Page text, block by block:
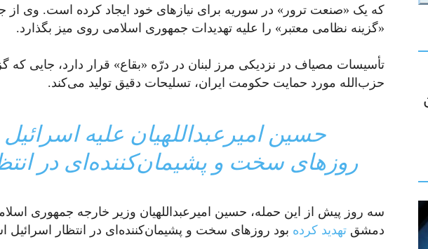
که یک «صنعت ترور» در سوریه برای نیازهای خود ایجاد کرده است. وی از
«گزینه نظامی معتبر» را علیه تهدیدات جمهوری اسلامی روی میز بگذارد.
تأسیسات مصیاف در نزدیکی مرز لبنان در درّه «بقاع» قرار دارد، جایی
حزب‌الله مورد حمایت حکومت ایران، تسلیحات دقیق تولید می‌کند.
حسین امیرعبداللهیان علیه
روزهای سخت و پشیمان‌کننده‌ای در
سه روز پیش از این حمله، حسین امیرعبداللهیان وزیر خارجه جمهوری
دمشق تهدید کرده بود روزهای سخت و پشیمان‌کننده‌ای در انتظار اسرائیل